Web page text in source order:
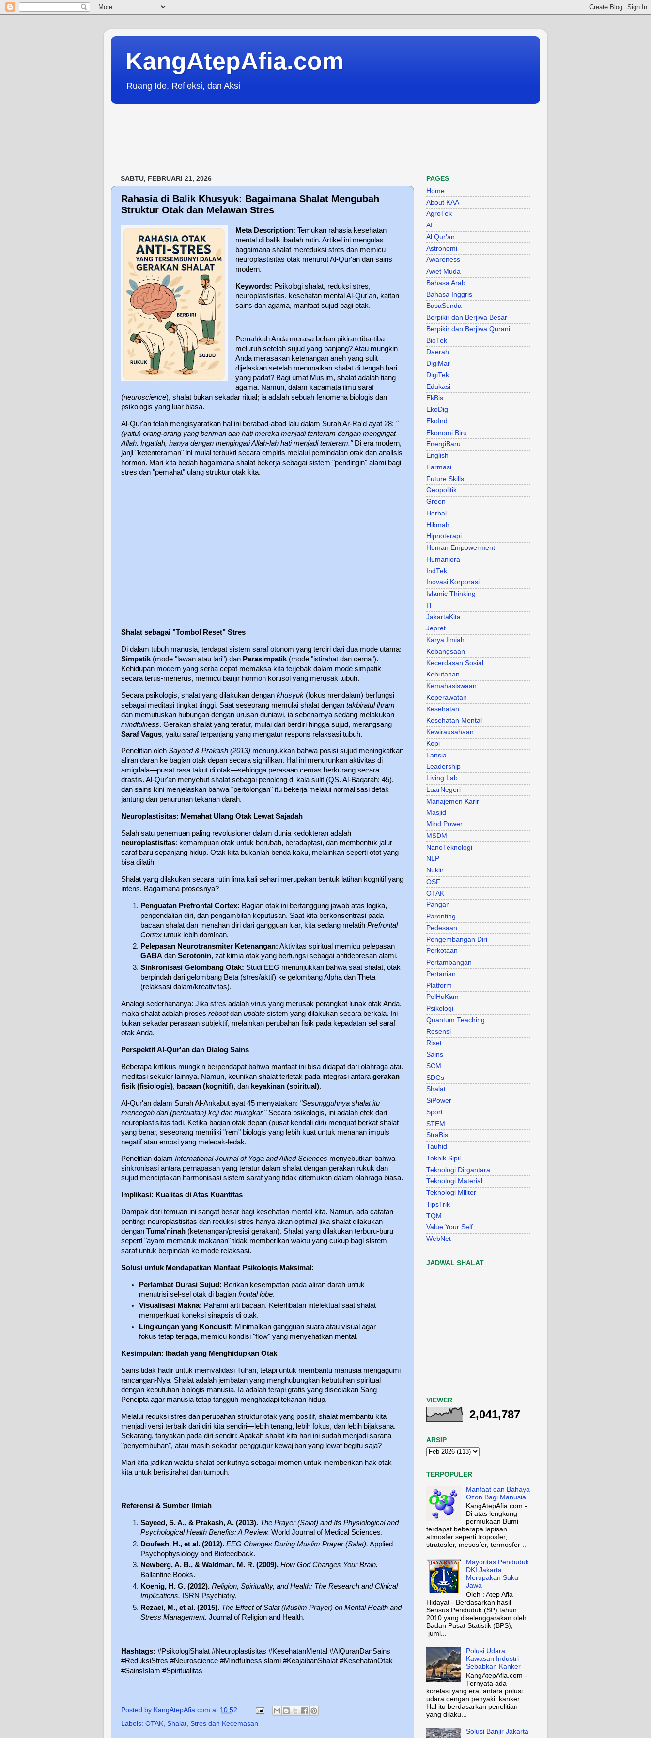
KangAtepAfia.com
Ruang Ide, Refleksi, dan Aksi
SABTU, FEBRUARI 21, 2026
Rahasia di Balik Khusyuk: Bagaimana Shalat Mengubah
Struktur Otak dan Melawan Stres
Meta Description: Temukan rahasia kesehatan
mental di balik ibadah rutin. Artikel ini mengulas
bagaimana shalat mereduksi stres dan memicu
neuroplastisitas otak menurut Al-Qur'an dan sains
modern.
Keywords: Psikologi shalat, reduksi stres,
neuroplastisitas, kesehatan mental Al-Qur'an, kaitan
sains dan agama, manfaat sujud bagi otak.
Pernahkah Anda merasa beban pikiran tiba-tiba
meluruh setelah sujud yang panjang? Atau mungkin
Anda merasakan ketenangan aneh yang sulit
dijelaskan setelah menunaikan shalat di tengah hari
yang padat? Bagi umat Muslim, shalat adalah tiang
agama. Namun, dalam kacamata ilmu saraf
(neuroscience), shalat bukan sekadar ritual; ia adalah sebuah fenomena biologis dan
psikologis yang luar biasa.
Al-Qur'an telah mengisyaratkan hal ini berabad-abad lalu dalam Surah Ar-Ra'd ayat 28: "
(yaitu) orang-orang yang beriman dan hati mereka menjadi tenteram dengan mengingat
Allah. Ingatlah, hanya dengan mengingati Allah-lah hati menjadi tenteram."Di era modern,
janji "ketenteraman" ini mulai terbukti secara empiris melalui pemindaian otak dan analisis
hormon. Mari kita bedah bagaimana shalat bekerja sebagai sistem "pendingin" alami bagi
stres dan "pemahat" ulang struktur otak kita.
Shalat sebagai "Tombol Reset" Stres
Di dalam tubuh manusia, terdapat sistem saraf otonom yang terdiri dari dua mode utama:
Simpatik (mode "lawan atau lari") dan Parasimpatik (mode "istirahat dan cerna").
Kehidupan modern yang serba cepat memaksa kita terjebak dalam mode simpatik
secara terus-menerus, memicu banjir hormon kortisol yang merusak tubuh.
Secara psikologis, shalat yang dilakukan dengan khusyuk (fokus mendalam) berfungsi
sebagai meditasi tingkat tinggi. Saat seseorang memulai shalat dengan takbiratul ihram
dan memutuskan hubungan dengan urusan duniawi, ia sebenarnya sedang melakukan
mindfulness. Gerakan shalat yang teratur, mulai dari berdiri hingga sujud, merangsang
Saraf Vagus, yaitu saraf terpanjang yang mengatur respons relaksasi tubuh.
Penelitian oleh Sayeed & Prakash (2013) menunjukkan bahwa posisi sujud meningkatkan
aliran darah ke bagian otak depan secara signifikan. Hal ini menurunkan aktivitas di
amigdala—pusat rasa takut di otak—sehingga perasaan cemas berkurang secara
drastis. Al-Qur'an menyebut shalat sebagai penolong di kala sulit (QS. Al-Baqarah: 45),
dan sains kini menjelaskan bahwa "pertolongan" itu bekerja melalui normalisasi detak
jantung dan penurunan tekanan darah.
Neuroplastisitas: Memahat Ulang Otak Lewat Sajadah
Salah satu penemuan paling revolusioner dalam dunia kedokteran adalah
neuroplastisitas: kemampuan otak untuk berubah, beradaptasi, dan membentuk jalur
saraf baru sepanjang hidup. Otak kita bukanlah benda kaku, melainkan seperti otot yang
bisa dilatih.
Shalat yang dilakukan secara rutin lima kali sehari merupakan bentuk latihan kognitif yang
intens. Bagaimana prosesnya?
Penguatan Prefrontal Cortex: Bagian otak ini bertanggung jawab atas logika,
pengendalian diri, dan pengambilan keputusan. Saat kita berkonsentrasi pada
bacaan shalat dan menahan diri dari gangguan luar, kita sedang melatih Prefrontal
Cortex untuk lebih dominan.
Pelepasan Neurotransmiter Ketenangan: Aktivitas spiritual memicu pelepasan
GABA dan Serotonin, zat kimia otak yang berfungsi sebagai antidepresan alami.
Sinkronisasi Gelombang Otak: Studi EEG menunjukkan bahwa saat shalat, otak
berpindah dari gelombang Beta (stres/aktif) ke gelombang Alpha dan Theta
(relaksasi dalam/kreativitas).
Analogi sederhananya: Jika stres adalah virus yang merusak perangkat lunak otak Anda,
maka shalat adalah proses rebootdan update sistem yang dilakukan secara berkala. Ini
bukan sekadar perasaan subjektif, melainkan perubahan fisik pada kepadatan sel saraf
otak Anda.
Perspektif Al-Qur'an dan Dialog Sains
Beberapa kritikus mungkin berpendapat bahwa manfaat ini bisa didapat dari olahraga atau
meditasi sekuler lainnya. Namun, keunikan shalat terletak pada integrasi antara gerakan
fisik (fisiologis), bacaan (kognitif), dan keyakinan (spiritual).
Al-Qur'an dalam Surah Al-Ankabut ayat 45 menyatakan: "Sesungguhnya shalat itu
mencegah dari (perbuatan) keji dan mungkar."Secara psikologis, ini adalah efek dari
neuroplastisitas tadi. Ketika bagian otak depan (pusat kendali diri) menguat berkat shalat
yang benar, seseorang memiliki "rem" biologis yang lebih kuat untuk menahan impuls
negatif atau emosi yang meledak-ledak.
Penelitian dalam International Journal of Yoga and Allied Sciences menyebutkan bahwa
sinkronisasi antara pernapasan yang teratur dalam shalat dengan gerakan rukuk dan
sujud menciptakan harmonisasi sistem saraf yang tidak ditemukan dalam olahraga biasa.
Implikasi: Kualitas di Atas Kuantitas
Dampak dari temuan ini sangat besar bagi kesehatan mental kita. Namun, ada catatan
penting: neuroplastisitas dan reduksi stres hanya akan optimal jika shalat dilakukan
dengan Tuma'ninah (ketenangan/presisi gerakan). Shalat yang dilakukan terburu-buru
seperti "ayam mematuk makanan" tidak memberikan waktu yang cukup bagi sistem
saraf untuk berpindah ke mode relaksasi.
Solusi untuk Mendapatkan Manfaat Psikologis Maksimal:
Perlambat Durasi Sujud: Berikan kesempatan pada aliran darah untuk
menutrisi sel-sel otak di bagianfrontal lobe.
Visualisasi Makna: Pahami arti bacaan. Keterlibatan intelektual saat shalat
memperkuat koneksi sinapsis di otak.
Lingkungan yang Kondusif: Minimalkan gangguan suara atau visual agar
fokus tetap terjaga, memicu kondisi "flow" yang menyehatkan mental.
Kesimpulan: Ibadah yang Menghidupkan Otak
Sains tidak hadir untuk memvalidasi Tuhan, tetapi untuk membantu manusia mengagumi
rancangan-Nya. Shalat adalah jembatan yang menghubungkan kebutuhan spiritual
dengan kebutuhan biologis manusia. Ia adalah terapi gratis yang disediakan Sang
Pencipta agar manusia tetap tangguh menghadapi tekanan hidup.
Melalui reduksi stres dan perubahan struktur otak yang positif, shalat membantu kita
menjadi versi terbaik dari diri kita sendiri—lebih tenang, lebih fokus, dan lebih bijaksana.
Sekarang, tanyakan pada diri sendiri: Apakah shalat kita hari ini sudah menjadi sarana
"penyembuhan", atau masih sekadar penggugur kewajiban yang lewat begitu saja?
Mari kita jadikan waktu shalat berikutnya sebagai momen untuk memberikan hak otak
kita untuk beristirahat dan tumbuh.
Referensi & Sumber Ilmiah
Sayeed, S. A., & Prakash, A. (2013). The Prayer (Salat) and Its Physiological and
Psychological Health Benefits: A Review. World Journal of Medical Sciences.
Doufesh, H., et al. (2012). EEG Changes During Muslim Prayer (Salat). Applied
Psychophysiology and Biofeedback.
Newberg, A. B., & Waldman, M. R. (2009). How God Changes Your Brain.
Ballantine Books.
Koenig, H. G. (2012). Religion, Spirituality, and Health: The Research and Clinical
Implications. ISRN Psychiatry.
Rezaei, M., et al. (2015). The Effect of Salat (Muslim Prayer) on Mental Health and
Stress Management. Journal of Religion and Health.
Hashtags: #PsikologiShalat #Neuroplastisitas #KesehatanMental #AlQuranDanSains
#ReduksiStres #Neuroscience #MindfulnessIslami #KeajaibanShalat #KesehatanOtak
#SainsIslam #Spiritualitas
Posted by KangAtepAfia.com at 10:52
Labels: OTAK Shalat Stres dan Kecemasan
PAGES
Home
About KAA
AgroTek
AI
Al Qur'an
Astronomi
Awareness
Awet Muda
Bahasa Arab
Bahasa Inggris
BasaSunda
Berpikir dan Berjiwa Besar
Berpikir dan Berjiwa Qurani
BioTek
Daerah
DigiMar
DigiTek
Edukasi
EkBis
EkoDig
EkoInd
Ekonomi Biru
EnergiBaru
English
Farmasi
Future Skills
Geopolitik
Green
Herbal
Hikmah
Hipnoterapi
Human Empowerment
Humaniora
IndTek
Inovasi Korporasi
Islamic Thinking
IT
JakartaKita
Jepret
Karya Ilmiah
Kebangsaan
Kecerdasan Sosial
Kehutanan
Kemahasiswaan
Keperawatan
Kesehatan
Kesehatan Mental
Kewirausahaan
Kopi
Lansia
Leadership
Living Lab
LuarNegeri
Manajemen Karir
Masjid
Mind Power
MSDM
NanoTeknologi
NLP
Nuklir
OSF
OTAK
Pangan
Parenting
Pedesaan
Pengembangan Diri
Perkotaan
Pertambangan
Pertanian
Platform
PolHuKam
Psikologi
Quantum Teaching
Resensi
Riset
Sains
SCM
SDGs
Shalat
SiPower
Sport
STEM
StraBis
Tauhid
Teknik Sipil
Teknologi Dirgantara
Teknologi Material
Teknologi Militer
TipsTrik
TQM
Value Your Self
WebNet
JADWAL SHALAT
VIEWER
2,041,787
ARSIP
TERPOPULER
Manfaat dan Bahaya
Ozon Bagi Manusia
KangAtepAfia.com -
Di atas lengkung
permukaan Bumi
terdapat beberapa lapisan
atmosfer seperti troposfer,
stratosfer, mesosfer, termosfer ...
Mayoritas Penduduk
DKI Jakarta
Merupakan Suku
Jawa
Oleh : Atep Afia
Hidayat - Berdasarkan hasil
Sensus Penduduk (SP) tahun
2010 yang diselenggarakan oleh
Badan Pusat Statistik (BPS),
juml...
Polusi Udara
Kawasan Industri
Sebabkan Kanker
KangAtepAfia.com -
Ternyata ada
korelasi yang erat antara polusi
udara dengan penyakit kanker.
Hal itu berdasarkan penelitian
yang dilaku...
Solusi Banjir Jakarta